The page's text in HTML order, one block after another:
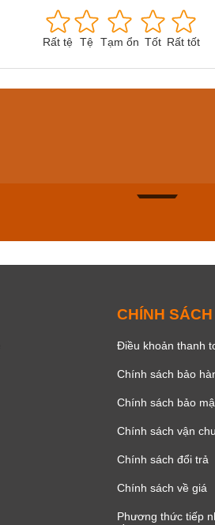
Rất tệ Tệ Tạm ổn Tốt Rất tốt
CHÍNH
Điều khoản thanh
Chính sách bảo
Chính sách bảo
Chính sách vận
Chính sách đổi trả
Chính sách về giá
Phương thức tiếp